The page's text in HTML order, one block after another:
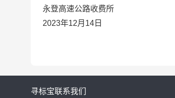
永登高速公路收费所
2023年12月 14 日
寻标宝联系我们